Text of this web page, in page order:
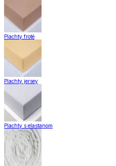
Plachty froté
Plachty jersey
Plachty s elastanom